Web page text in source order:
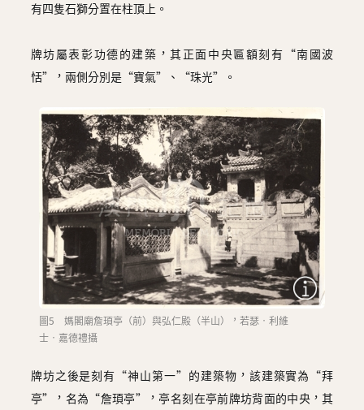
有四隻石獅分置在柱頂上。
牌坊屬表彰功德的建築，其正面中央匾額刻有“南國波
恬”，兩側分別是“寶氣”、“珠光”。
圖5 媽閣廟詹頊亭（前）與弘仁殿（半山），若瑟‧利維
士‧嘉德禮攝
牌坊之後是刻有“神山第一”的建築物，該建築實為“拜
亭”，名為“詹頊亭”，亭名刻在亭前牌坊背面的中央，其